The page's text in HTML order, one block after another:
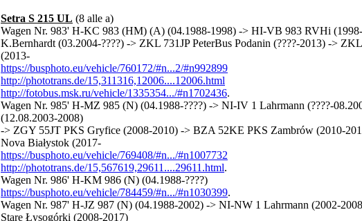
Setra S 215 UL (8 alle a)
Wagen Nr. 983' H-KC 983 (HM) (A) (04.1988-1998) -> HI-VB 983 RVHi
K.Bernhardt (03.2004-????) -> ZKL 731JP PeterBus Podanin (????-2013) ->
(2013-
https://busphoto.eu/vehicle/760172/#n...2/#n992899
http://phototrans.de/15,311316,12006....12006.html
http://fotobus.msk.ru/vehicle/1335354.../#n1702436.
Wagen Nr. 985' H-MZ 985 (N) (04.1988-????) -> NI-IV 1 Lahrmann (????-
(12.08.2003-2008)
-> ZGY 55JT PKS Gryfice (2008-2010) -> BZA 52KE PKS Zambrów (2010-
Nova Białystok (2017-
https://busphoto.eu/vehicle/769408/#n.../#n1007732
http://phototrans.de/15,567619,29611....29611.html.
Wagen Nr. 986' H-KM 986 (N) (04.1988-????)
https://busphoto.eu/vehicle/784459/#n.../#n1030399.
Wagen Nr. 987' H-JZ 987 (N) (04.1988-2002) -> NI-NW 1 Lahrmann (2002-
Stare Łysogórki (2008-2017)